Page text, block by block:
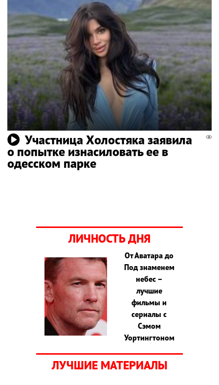
Участница Холостяка заявила
о попытке изнасиловать ее в
одесском парке
ЛИЧНОСТЬ ДНЯ
От Аватара до
Под знаменем
небес –
лучшие
фильмы и
сериалы с
Сэмом
Уортингтоном
ЛУЧШИЕ МАТЕРИАЛЫ